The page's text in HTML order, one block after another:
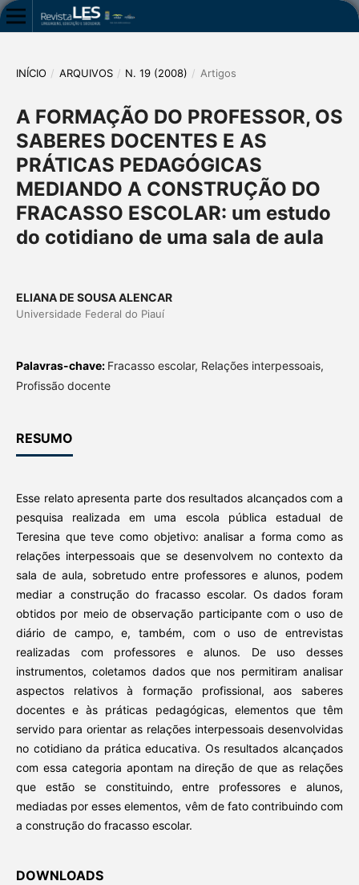
INÍCIO / ARQUIVOS / N. 19 (2008) / Artigos
A FORMAÇÃO DO PROFESSOR, OS
SABERES DOCENTES E AS
PRÁTICAS PEDAGÓGICAS
MEDIANDO A CONSTRUÇÃO DO
FRACASSO ESCOLAR: um estudo
do cotidiano de uma sala de aula
ELIANA DE SOUSA ALENCAR
Universidade Federal do Piauí
Palavras-chave: Fracasso escolar, Relações interpessoais,
Profissão docente
RESUMO
Esse relato apresenta parte dos resultados alcançados com a
pesquisa realizada em uma escola pública estadual de
Teresina que teve como objetivo: analisar a forma como as
relações interpessoais que se desenvolvem no contexto da
sala de aula, sobretudo entre professores e alunos, podem
mediar a construção do fracasso escolar. Os dados foram
obtidos por meio de observação participante com o uso de
diário de campo, e, também, com o uso de entrevistas
realizadas com professores e alunos. De uso desses
instrumentos, coletamos dados que nos permitiram analisar
aspectos relativos à formação profissional, aos saberes
docentes e às práticas pedagógicas, elementos que têm
servido para orientar as relações interpessoais desenvolvidas
no cotidiano da prática educativa. Os resultados alcançados
com essa categoria apontam na direção de que as relações
que estão se constituindo, entre professores e alunos,
mediadas por esses elementos, vêm de fato contribuindo com
a construção do fracasso escolar.
DOWNLOADS